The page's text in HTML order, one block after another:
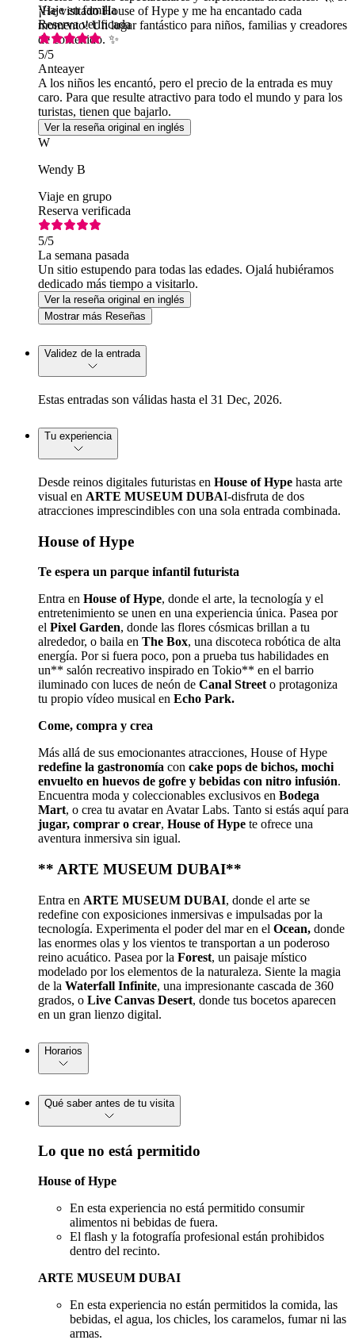
¡He visitado House of Hype y me ha encantado cada
momento! Un lugar fantástico para niños, familias y creadores
de contenido. ✨
Viaje en familia
Reserva verificada
5/5
Anteayer
A los niños les encantó, pero el precio de la entrada es muy
caro. Para que resulte atractivo para todo el mundo y para los
turistas, tienen que bajarlo.
Ver la reseña original en inglés
W
Wendy B
Viaje en grupo
Reserva verificada
5/5
La semana pasada
Un sitio estupendo para todas las edades. Ojalá hubiéramos
dedicado más tiempo a visitarlo.
Ver la reseña original en inglés
Mostrar más Reseñas
Validez de la entrada
Estas entradas son válidas hasta el 31 Dec, 2026.
Tu experiencia
Desde reinos digitales futuristas en House of Hype hasta arte
visual en ARTE MUSEUM DUBAI-disfruta de dos
atracciones imprescindibles con una sola entrada combinada.
House of Hype
Te espera un parque infantil futurista
Entra en House of Hype, donde el arte, la tecnología y el
entretenimiento se unen en una experiencia única. Pasea por
el Pixel Garden, donde las flores cósmicas brillan a tu
alrededor, o baila en The Box, una discoteca robótica de alta
energía. Por si fuera poco, pon a prueba tus habilidades en
un** salón recreativo inspirado en Tokio** en el barrio
iluminado con luces de neón de Canal Street o protagoniza
tu propio vídeo musical en Echo Park.
Come, compra y crea
Más allá de sus emocionantes atracciones, House of Hype
redefine la gastronomía con cake pops de bichos, mochi
envuelto en huevos de gofre y bebidas con nitro infusión.
Encuentra moda y coleccionables exclusivos en Bodega
Mart, o crea tu avatar en Avatar Labs. Tanto si estás aquí para
jugar, comprar o crear, House of Hype te ofrece una
aventura inmersiva sin igual.
** ARTE MUSEUM DUBAI**
Entra en ARTE MUSEUM DUBAI, donde el arte se
redefine con exposiciones inmersivas e impulsadas por la
tecnología. Experimenta el poder del mar en el Ocean, donde
las enormes olas y los vientos te transportan a un poderoso
reino acuático. Pasea por la Forest, un paisaje místico
modelado por los elementos de la naturaleza. Siente la magia
de la Waterfall Infinite, una impresionante cascada de 360
grados, o Live Canvas Desert, donde tus bocetos aparecen
en un gran lienzo digital.
Horarios
Qué saber antes de tu visita
Lo que no está permitido
House of Hype
En esta experiencia no está permitido consumir
alimentos ni bebidas de fuera.
El flash y la fotografía profesional están prohibidos
dentro del recinto.
ARTE MUSEUM DUBAI
En esta experiencia no están permitidos la comida, las
bebidas, el agua, los chicles, los caramelos, fumar ni las
armas.